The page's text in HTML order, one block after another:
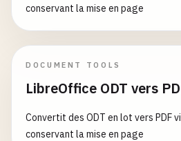
conservant la mise en page
DOCUMENT TOOLS
LibreOffice ODT vers
Convertit des ODT en lot vers PDF
conservant la mise en page